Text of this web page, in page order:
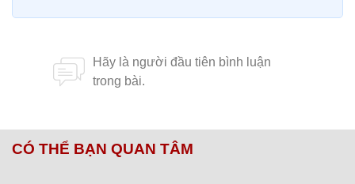
CÓ THỂ BẠN QUAN TÂM